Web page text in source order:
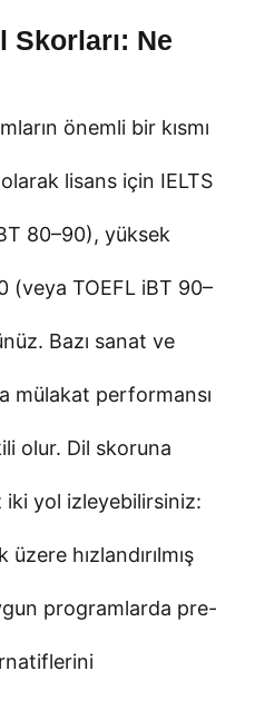
Skorları: Ne
önemli bir kısmı
lisans için IELTS
80–90), yüksek
(veya TOEFL iBT 90–
Bazı sanat ve
mülakat performansı
olur. Dil skoruna
iki yol izleyebilirsiniz:
hızlandırılmış
programlarda pre-